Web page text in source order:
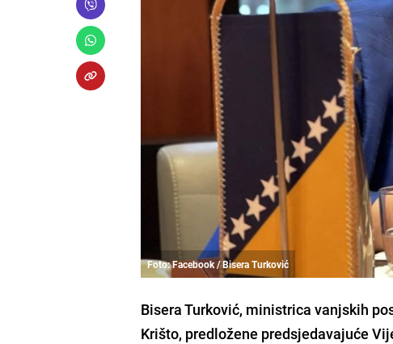
Foto: Facebook / Bisera Turković
Bisera Turković, ministrica vanjskih
Krišto, predložene predsjedavajuće